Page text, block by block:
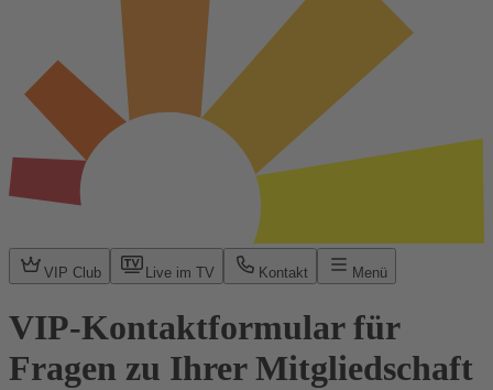
VIP Club Live im TV Kontakt Menü
VIP-Kontaktformular für
Fragen zu Ihrer Mitgliedschaft